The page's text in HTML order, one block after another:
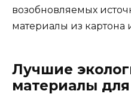
возобновляемых
материалы из картона
Лучшие
материалы